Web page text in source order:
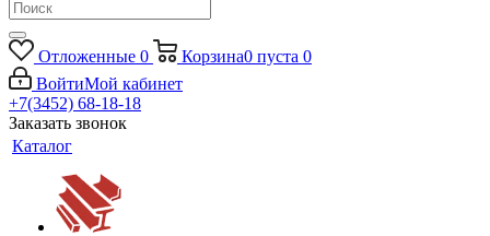
Отложенные 0 Корзина0 пуста 0
ВойтиМой кабинет
+7(3452) 68-18-18
Заказать звонок
Каталог